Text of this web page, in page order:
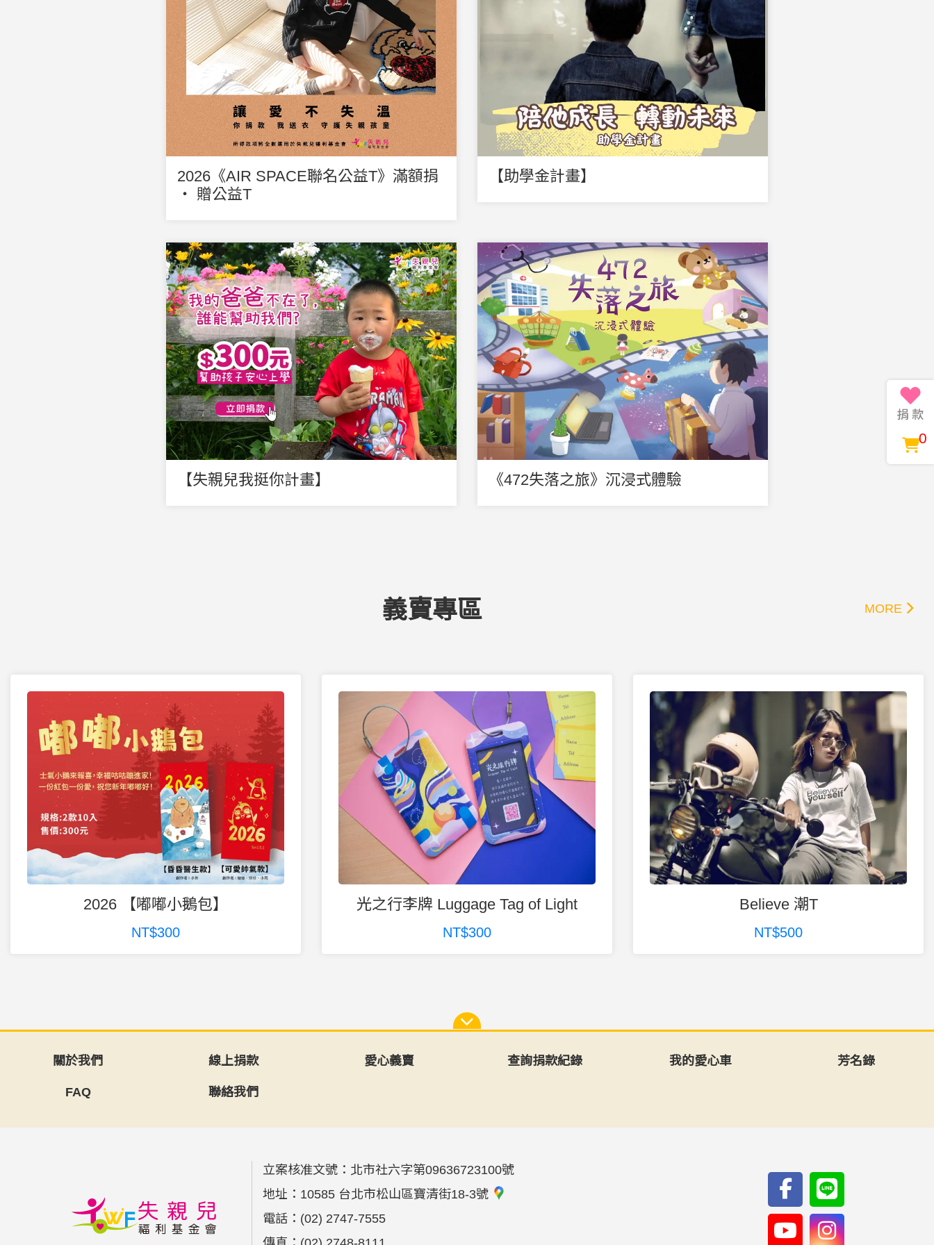
2026《AIR SPACE聯名公益T》滿額捐
‧ 贈公益T
【助學金計畫】
【失親兒我挺你計畫】 《472失落之旅》沉浸式體驗
義賣專區 MORE
2026 【嘟嘟小鵝包】
NT$300
光之行李牌 Luggage Tag of Light
NT$300
Believe 潮T
NT$500
關於我們 線上捐款 愛心義賣 查詢捐款紀錄 我的愛心車 芳名錄
FAQ 聯絡我們
立案核准文號：北市社六字第09636723100號
地址： 10585 台北市松山區寶清街18-3號
電話： (02) 2747-7555
0